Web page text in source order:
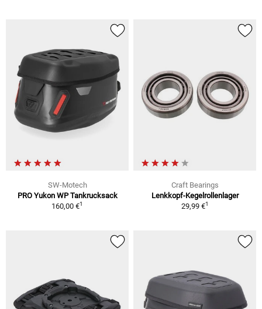
SW-Motech
PRO Yukon WP Tankrucksack
160,00 €1
Craft Bearings
Lenkkopf-Kegelrollenlager
29,99 €1